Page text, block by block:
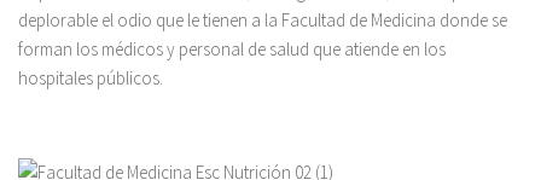
deplorable el odio que le tienen a la Facultad de Medicina donde se
forman los médicos y personal de salud que atiende en los
hospitales públicos.